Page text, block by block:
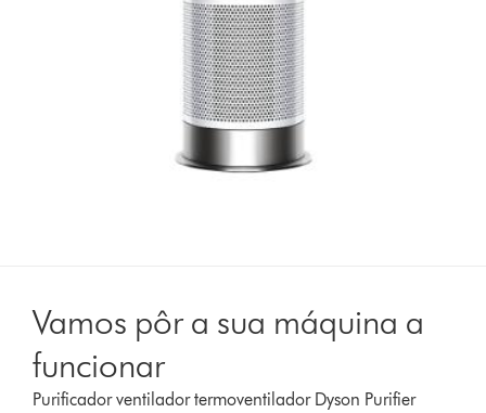
Vamos pôr a sua máquina a
funcionar
Purificador ventilador termoventilador Dyson Purifier